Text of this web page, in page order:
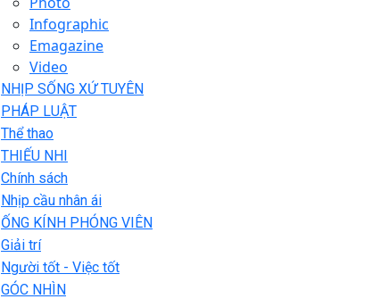
Infographic
Emagazine
Video
NHỊP SỐNG XỨ TUYÊN
PHÁP LUẬT
Thể thao
THIẾU NHI
Chính sách
Nhịp cầu nhân ái
ỐNG KÍNH PHÓNG VIÊN
Giải trí
Người tốt - Việc tốt
GÓC NHÌN